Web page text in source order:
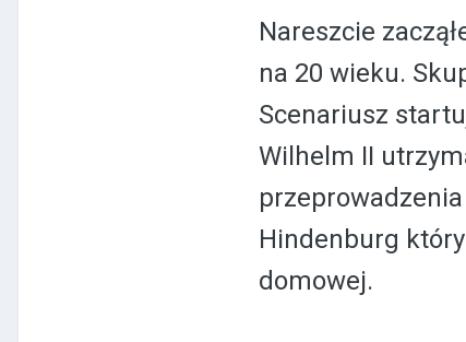
Nareszcie
na 20 wieku.
Scenariusz
Wilhelm II
Hindenburg
domowej.